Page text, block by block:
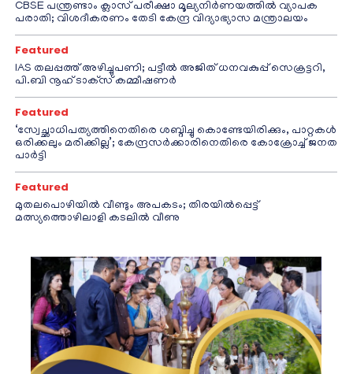
CBSE പന്ത്രണ്ടാം ക്ലാസ് പരീക്ഷാ മൂല്യനിർണയത്തിൽ വ്യാപക
പരാതി; വിശദീകരണം തേടി കേന്ദ്ര വിദ്യാഭ്യാസ മന്ത്രാലയം
Featured
IAS തലപ്പത്ത് അഴിച്ചുപണി; പട്ടീല്‍ അജിത് ധനവകുപ്പ് സെക്രട്ടറി,
പി.ബി നൂഹ് ടാക്‌സ് കമ്മീഷണര്‍
Featured
‘സ്വേച്ഛാധിപത്യത്തിനെതിരെ ശബ്ദിച്ചു കൊണ്ടേയിരിക്കും, പാറ്റകൾ
ഒരിക്കലും മരിക്കില്ല’; കേന്ദ്രസർക്കാരിനെതിരെ കോക്രോച്ച് ജനത
പാർട്ടി
Featured
മുതലപൊഴിയിൽ വീണ്ടും അപകടം; തിരയിൽപ്പെട്ട്
മത്സ്യത്തൊഴിലാളി കടലിൽ വീണു